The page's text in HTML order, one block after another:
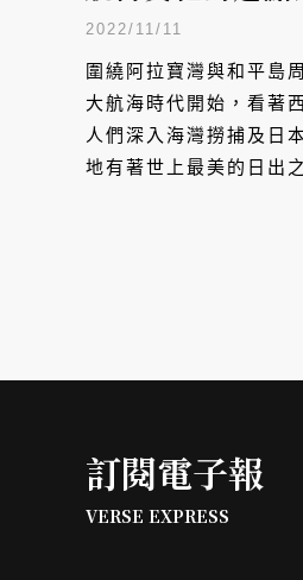
未來進行式
2022/11/11
圍繞阿拉寶灣與和平島
大航海時代開始，看著
人們深入海灣撈捕及日
地有著世上最美的日出
訂閱電子報
VERSE EXPRESS